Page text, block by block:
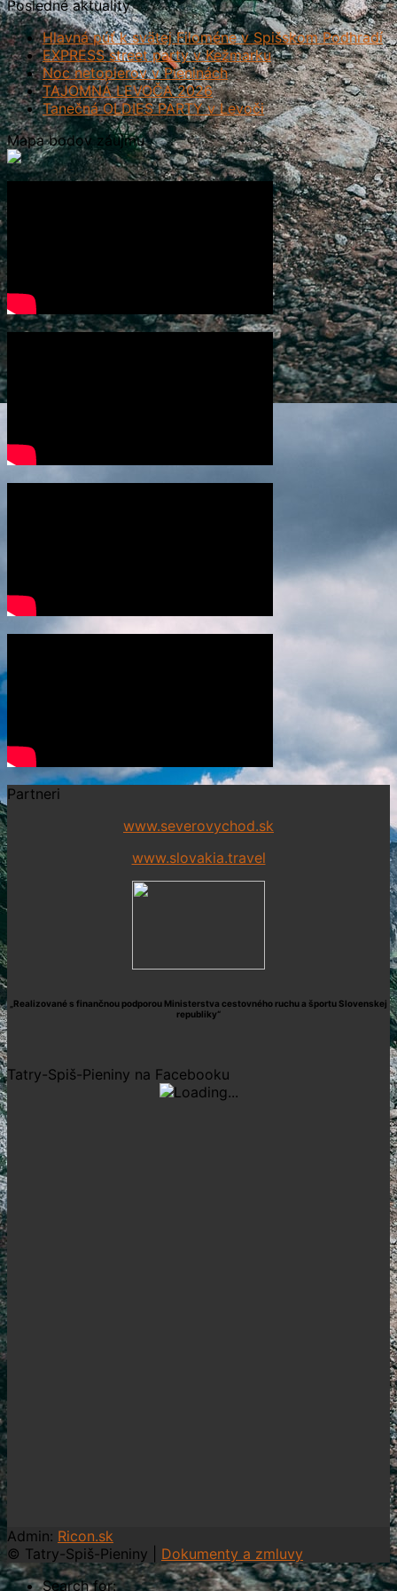
Posledné aktuality
Hlavná púť k svätej Filoméne v Spišskom Podhradí
EXPRESS street party v Kežmarku
Noc netopierov v Pieninách
TAJOMNÁ LEVOČA 2026
Tanečná OLDIES PARTY v Levoči
Mapa bodov záujmu
Partneri
www.severovychod.sk
www.slovakia.travel
„Realizované s finančnou podporou Ministerstva cestovného ruchu a športu Slovenskej
republiky“
Tatry-Spiš-Pieniny na Facebooku
Admin: Ricon.sk
© Tatry-Spiš-Pieniny | Dokumenty a zmluvy
Search for: